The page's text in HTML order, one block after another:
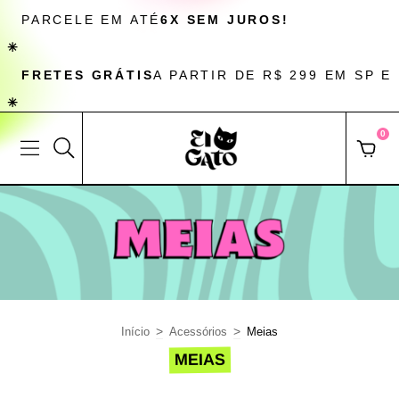
PARCELE EM ATÉ6X SEM JUROS!
✳
FRETES GRÁTISA PARTIR DE R$ 299 EM SP
✳
0
Início > Acessórios > Meias
MEIAS